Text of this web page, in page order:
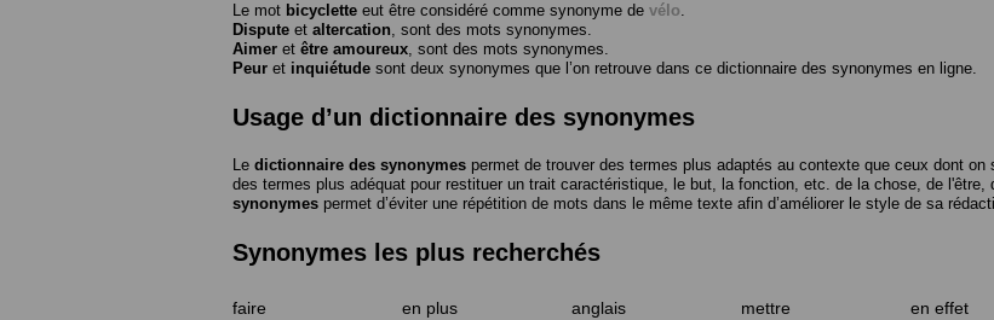
Le mot bicyclette eut être considéré comme synonyme de vélo.
Dispute et altercation, sont des mots synonymes.
Aimer et être amoureux, sont des mots synonymes.
Peur et inquiétude sont deux synonymes que l’on retrouve dans ce dictionnaire des synonymes en ligne.
Usage d’un dictionnaire des synonymes
Le dictionnaire des synonymes permet de trouver des termes plus adaptés au contexte que ceux dont
des termes plus adéquat pour restituer un trait caractéristique, le but, la fonction, etc. de la chose, de l'être,
synonymes permet d’éviter une répétition de mots dans le même texte afin d’améliorer le style de sa
Synonymes les plus recherchés
faire en plus anglais mettre en effet